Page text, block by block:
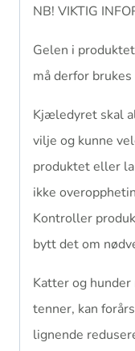
NB! VIKTIG
Gelen i
må derfor
Kjæledyret skal
vilje og kunne
produktet eller
ikke
Kontroller
bytt det om
Katter og
tenner, kan
lignende